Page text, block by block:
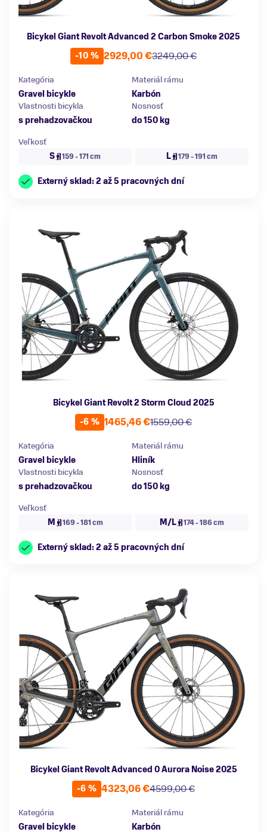
Bicykel Giant Revolt Advanced 2 Carbon Smoke 2025
-10 %
3249,00 €
2929,00 €
Kategória
Gravel bicykle
Materiál rámu
Karbón
Vlastnosti bicykla
s prehadzovačkou
Nosnosť
do 150 kg
Veľkosť
S
159 - 171 cm L 179 - 191 cm
Externý sklad: 2 až 5 pracovných dní
Bicykel Giant Revolt 2 Storm Cloud 2025
-6 %
1559,00 €
1465,46 €
Kategória
Gravel bicykle
Materiál rámu
Hliník
Vlastnosti bicykla
s prehadzovačkou
Nosnosť
do 150 kg
Veľkosť
M
169 - 181 cm M/L 174 - 186 cm
Externý sklad: 2 až 5 pracovných dní
Bicykel Giant Revolt Advanced 0 Aurora Noise 2025
-6 %
4599,00 €
4323,06 €
Kategória
Gravel bicykle
Materiál rámu
Karbón